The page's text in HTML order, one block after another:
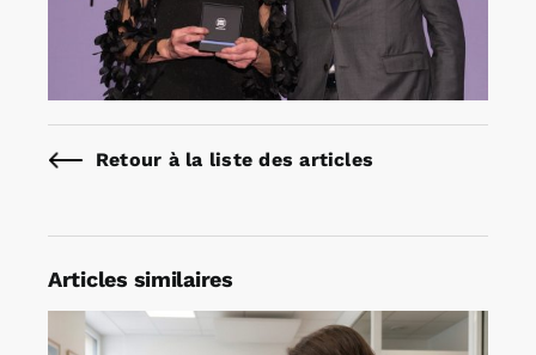
Retour à la liste des articles
Articles similaires